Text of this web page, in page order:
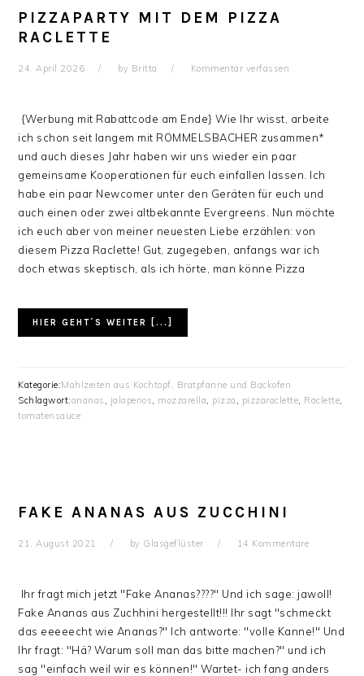
PIZZAPARTY MIT DEM PIZZA
RACLETTE
24. April 2026 by Britta Kommentar verfassen
{Werbung mit Rabattcode am Ende} Wie Ihr wisst, arbeite
ich schon seit langem mit ROMMELSBACHER zusammen*
und auch dieses Jahr haben wir uns wieder ein paar
gemeinsame Kooperationen für euch einfallen lassen. Ich
habe ein paar Newcomer unter den Geräten für euch und
auch einen oder zwei altbekannte Evergreens. Nun möchte
ich euch aber von meiner neuesten Liebe erzählen: von
diesem Pizza Raclette! Gut, zugegeben, anfangs war ich
doch etwas skeptisch, als ich hörte, man könne Pizza
HIER GEHT´S WEITER [...]
Kategorie:Mahlzeiten aus Kochtopf, Bratpfanne und Backofen
Schlagwort:ananas , jalapenos, mozzarella, pizza , pizzaraclette, Raclette,
tomatensauce
FAKE ANANAS AUS ZUCCHINI
21. August 2021 by Glasgeflüster 14 Kommentare
Ihr fragt mich jetzt "Fake Ananas????" Und ich sage: jawoll!
Fake Ananas aus Zuchhini hergestellt!!! Ihr sagt "schmeckt
das eeeeecht wie Ananas?" Ich antworte: "volle Kanne!" Und
Ihr fragt: "Hä? Warum soll man das bitte machen?" und ich
sag "einfach weil wir es können!" Wartet- ich fang anders